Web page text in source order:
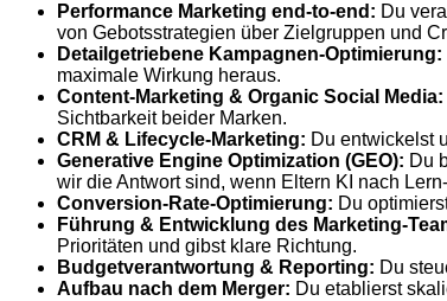
Performance Marketing end-to-end: Du
von Gebotsstrategien über Zielgruppen und
Detailgetriebene Kampagnen-Optimierung:
maximale Wirkung heraus.
Content-Marketing & Organic Social Media:
Sichtbarkeit beider Marken.
CRM & Lifecycle-Marketing: Du entwickelst
Generative Engine Optimization (GEO): Du
wir die Antwort sind, wenn Eltern KI nach
Conversion-Rate-Optimierung: Du
Führung & Entwicklung des Marketing-
Prioritäten und gibst klare Richtung.
Budgetverantwortung & Reporting: Du
Aufbau nach dem Merger: Du etablierst